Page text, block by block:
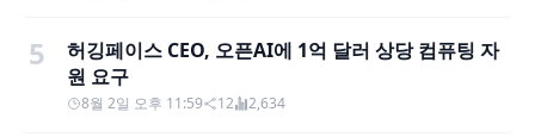
5
허깅페이스 CEO, 오픈AI에 1억 달러 상당 컴퓨팅 자
원 요구
8월 2일 오후 11:59 12 2,634